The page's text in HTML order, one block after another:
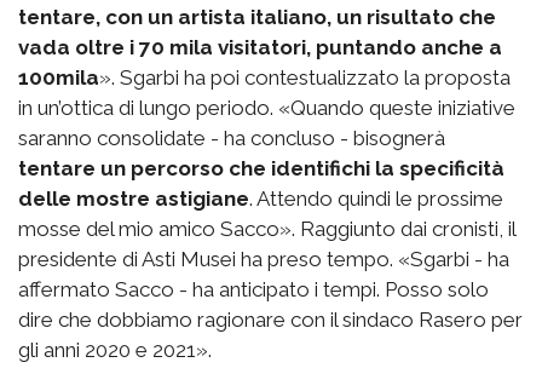
tentare, con un artista italiano, un risultato che
vada oltre i 70 mila visitatori, puntando anche a
100mila». Sgarbi ha poi contestualizzato la proposta
in un’ottica di lungo periodo. «Quando queste iniziative
saranno consolidate - ha concluso - bisognerà
tentare un percorso che identifichi la specificità
delle mostre astigiane. Attendo quindi le prossime
mosse del mio amico Sacco». Raggiunto dai cronisti, il
presidente di Asti Musei ha preso tempo. «Sgarbi - ha
affermato Sacco - ha anticipato i tempi. Posso solo
dire che dobbiamo ragionare con il sindaco Rasero per
gli anni 2020 e 2021».